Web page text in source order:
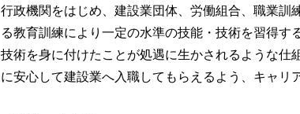
行政機関をはじめ、建設業団体、労働組合、職業訓
る教育訓練により一定の水準の技能・技術を習得す
技術を身に付けたことが処遇に生かされるような
に安心して建設業へ入職してもらえるよう、キャリ